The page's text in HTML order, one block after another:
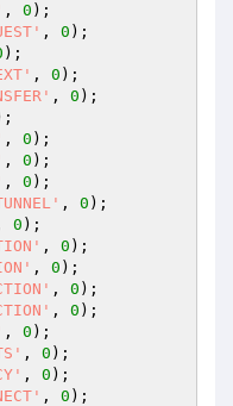
, 0 );
, 0 );
);
, 0 );
, 0 );
, 0 );
, 0 );
, 0 );
, 0 );
0 );
, 0 );
, 0 );
, 0 );
, 0 );
, 0 );
, 0 );
, 0 );
, 0 );